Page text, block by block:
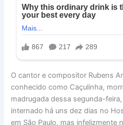
O cantor e compositor Rubens
conhecido como Caçulinha,
madrugada dessa segunda-
internado há uns dez dias no
em São Paulo, mas infelizmente